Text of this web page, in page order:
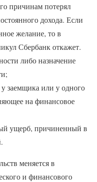
причинам потерял
дохода. Если
желание, то в
Сбербанк откажет.
либо назначение
заемщика или у одного
на финансовое
ущерб, причиненный в
меняется в
и финансового